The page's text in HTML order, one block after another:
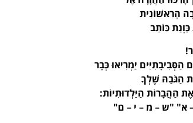
הָרִאשׁוֹנִית
כּוֹתֵב
הַסְּבִיבָתִיִּים יַמְרִיאוּ כְּבָר
הַגֹּבַהּ שֶׁלְךָ
אֶת הַהֲבָרוֹת הַיַּלְדוּתִיוֹת:
א" "ש – מ – י – ם"